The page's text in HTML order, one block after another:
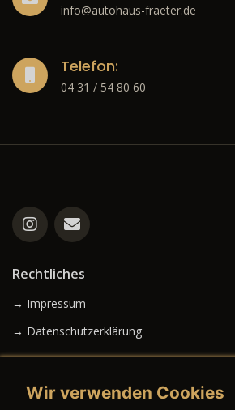
info@autohaus-fraeter.de
Telefon:
04 31 / 54 80 60
Rechtliches
→ Impressum
→ Datenschutzerklärung
Wir verwenden Cookies